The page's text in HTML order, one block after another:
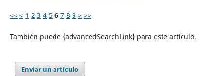
<< < 1 2 3 4 5 6 7 8 9 > >>
También puede {advancedSearchLink} para este artículo.
Enviar un artículo